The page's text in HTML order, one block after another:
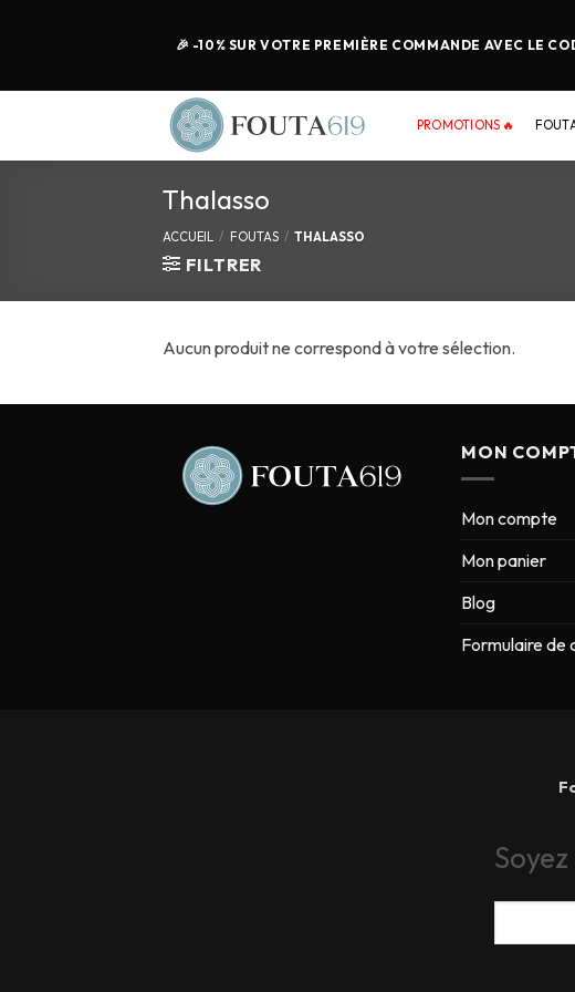
🎉 -10% SUR VOTRE PREMIÈRE COMMANDE AVEC LE
PROMOTIONS 🔥
Thalasso
ACCUEIL / FOUTAS / THALASSO
FILTRER
Aucun produit ne correspond à votre sélection.
MON
Mon compte
Mon panier
Blog
Formulaire de